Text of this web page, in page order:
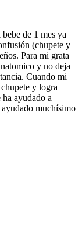
de 1 mes ya
(chupete y
Para mi grata
y no deja
Cuando mi
y logra
ayudado a
muchísimo